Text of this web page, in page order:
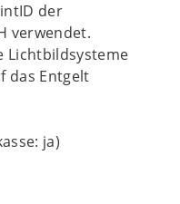
der
verwendet.
Lichtbildsysteme
das Entgelt
ja)